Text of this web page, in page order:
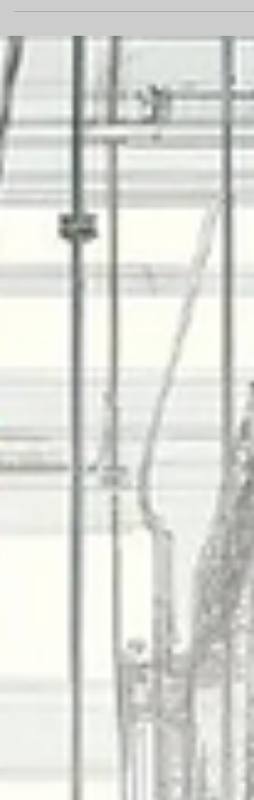
💶 Salariu: 31€/oră 🕒 Program: 55
ore/săptămână 📌 CERINȚE OBLIGATORII:
*Calificare *VCA valid *iPAF valid *CV în
limba engleză (actualizat) *Engleză
conversațională *PPE complet 🔧
Responsabilități – Electrician BMS
cabluri BMS (CAT6, Belden, cabluri
in panouri si echipamente Conectare
senzori, actuatori si controlere conform sch